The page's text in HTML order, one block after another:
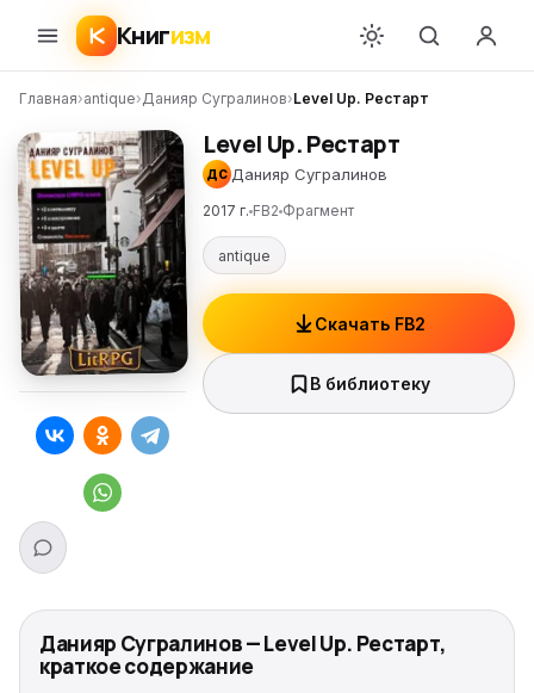
Книгизм
Главная›antique›Данияр Сугралинов›Level Up. Рестарт
Level Up. Рестарт
ДС Данияр Сугралинов
2017 г. FB2 Фрагмент
antique
Скачать FB2
В библиотеку
Данияр Сугралинов — Level Up. Рестарт,
краткое содержание